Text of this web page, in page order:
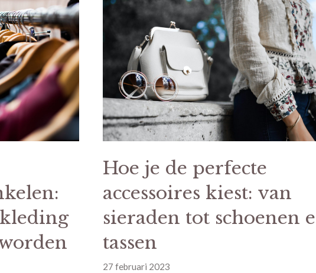
Hoe je de perfecte
accessoires kiest: van
sieraden tot schoenen
tassen
27 februari 2023